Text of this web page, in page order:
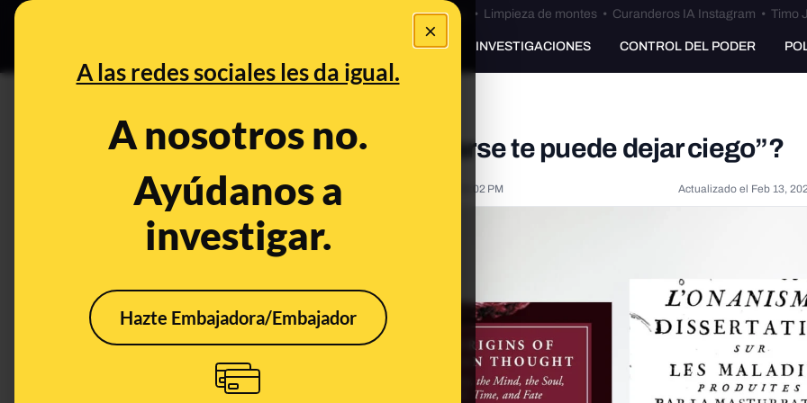
×
A las redes sociales les da igual.
A nosotros no.
Ayúdanos a
investigar.
Hazte Embajadora/Embajador
Bulos Ceuta • Limpieza de montes• Curanderos IA Instagram • Timo
PREBUNKING INVESTIGACIONES CONTROL DEL PODER
¿De dónde viene el mito “masturbarse te puede dejar ciego”?
Salud Publicado el Apr 3, 2023, 3:36:02 PM Actualizado el Feb 13,